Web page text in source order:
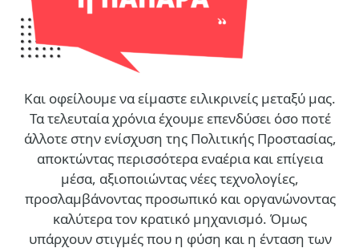
Και οφείλουμε να είμαστε ειλικρινείς μεταξύ μας.
Τα τελευταία χρόνια έχουμε επενδύσει όσο ποτέ
άλλοτε στην ενίσχυση της Πολιτικής Προστασίας,
αποκτώντας περισσότερα εναέρια και επίγεια
μέσα, αξιοποιώντας νέες τεχνολογίες,
προσλαμβάνοντας προσωπικό και οργανώνοντας
καλύτερα τον κρατικό μηχανισμό. Όμως
υπάρχουν στιγμές που η φύση και η ένταση των